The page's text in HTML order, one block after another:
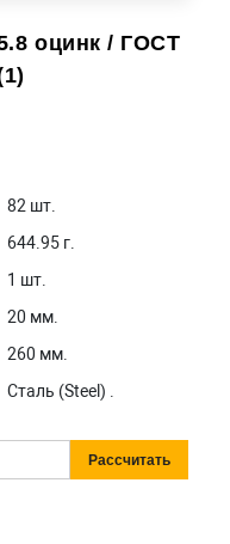
оцинк / ГОСТ
82 шт.
644.95 г.
1 шт.
20 мм.
260 мм.
Сталь (Steel) .
Рассчитать